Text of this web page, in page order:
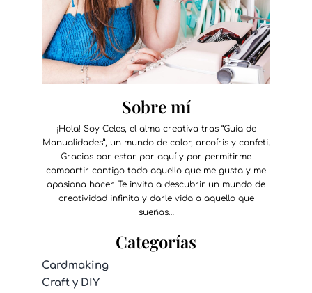
Sobre mí
¡Hola! Soy Celes, el alma creativa tras “Guía de
Manualidades”, un mundo de color, arcoíris y confeti.
Gracias por estar por aquí y por permitirme
compartir contigo todo aquello que me gusta y me
apasiona hacer. Te invito a descubrir un mundo de
creatividad infinita y darle vida a aquello que
sueñas…
Categorías
Cardmaking
Craft y DIY